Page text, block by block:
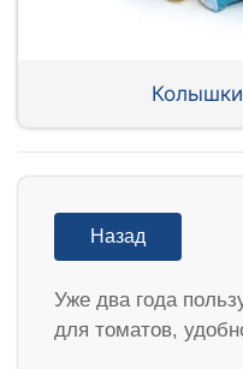
Назад
Уже два года
для томатов,